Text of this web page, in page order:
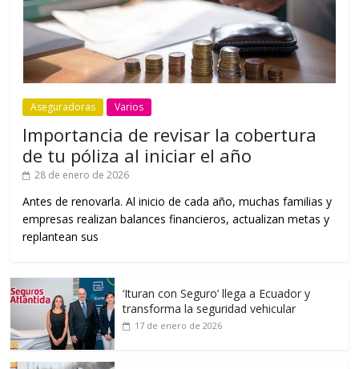
Aseguradoras Varios
Importancia de revisar la cobertura
de tu póliza al iniciar el año
28 de enero de 2026
Antes de renovarla. Al inicio de cada año, muchas familias y
empresas realizan balances financieros, actualizan metas y
replantean sus
‘Ituran con Seguro’ llega a Ecuador y
transforma la seguridad vehicular
17 de enero de 2026